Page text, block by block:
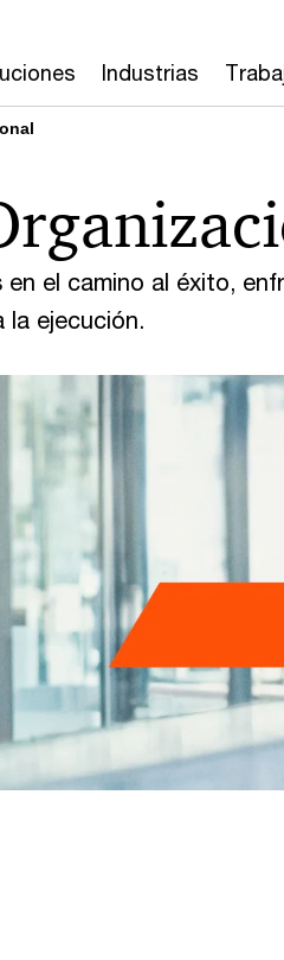
Industrias
el camino al éxito,
la ejecución.